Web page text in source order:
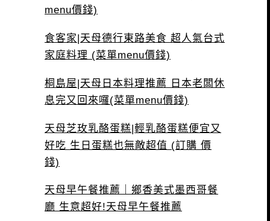
menu價錢)
食客家|天母德行東路美食 超人氣台式
家庭料理 (菜單menu價錢)
桐島屋|天母日本料理推薦 日本老闆休
息完又回來囉(菜單menu價錢)
天母芝玫乳酪蛋糕|輕乳酪蛋糕便宜又
好吃 生日蛋糕也無敵超值 (訂購 價
錢)
天母早午餐推薦｜鄉香美式墨西哥餐
廳 生意超好!天母早午餐推薦